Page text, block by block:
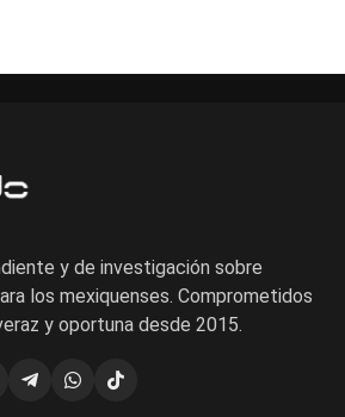
y de investigación sobre
los mexiquenses. Comprometidos
y oportuna desde 2015.